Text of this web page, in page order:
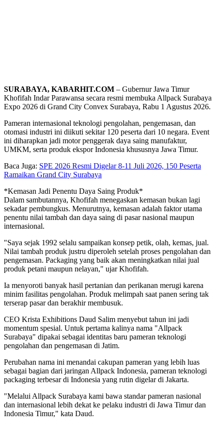
SURABAYA, KABARHIT.COM – Gubernur Jawa Timur
Khofifah Indar Parawansa secara resmi membuka Allpack Surabaya
Expo 2026 di Grand City Convex Surabaya, Rabu 1 Agustus 2026.
Pameran internasional teknologi pengolahan, pengemasan, dan
otomasi industri ini diikuti sekitar 120 peserta dari 10 negara. Event
ini diharapkan jadi motor penggerak daya saing manufaktur,
UMKM, serta produk ekspor Indonesia khususnya Jawa Timur.
Baca Juga: SPE 2026 Resmi Digelar 8-11 Juli 2026, 150 Peserta
Ramaikan Grand City Surabaya
*Kemasan Jadi Penentu Daya Saing Produk*
Dalam sambutannya, Khofifah menegaskan kemasan bukan lagi
sekadar pembungkus. Menurutnya, kemasan adalah faktor utama
penentu nilai tambah dan daya saing di pasar nasional maupun
internasional.
"Saya sejak 1992 selalu sampaikan konsep petik, olah, kemas, jual.
Nilai tambah produk justru diperoleh setelah proses pengolahan dan
pengemasan. Packaging yang baik akan meningkatkan nilai jual
produk petani maupun nelayan," ujar Khofifah.
Ia menyoroti banyak hasil pertanian dan perikanan merugi karena
minim fasilitas pengolahan. Produk melimpah saat panen sering tak
terserap pasar dan berakhir membusuk.
CEO Krista Exhibitions Daud Salim menyebut tahun ini jadi
momentum spesial. Untuk pertama kalinya nama "Allpack
Surabaya" dipakai sebagai identitas baru pameran teknologi
pengolahan dan pengemasan di Jatim.
Perubahan nama ini menandai cakupan pameran yang lebih luas
sebagai bagian dari jaringan Allpack Indonesia, pameran teknologi
packaging terbesar di Indonesia yang rutin digelar di Jakarta.
"Melalui Allpack Surabaya kami bawa standar pameran nasional
dan internasional lebih dekat ke pelaku industri di Jawa Timur dan
Indonesia Timur," kata Daud.